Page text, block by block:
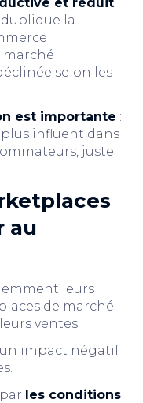
duplique la
marché
selon les
est importante :
influent dans
juste
au
leurs
de marché
ventes.
impact négatif
les conditions